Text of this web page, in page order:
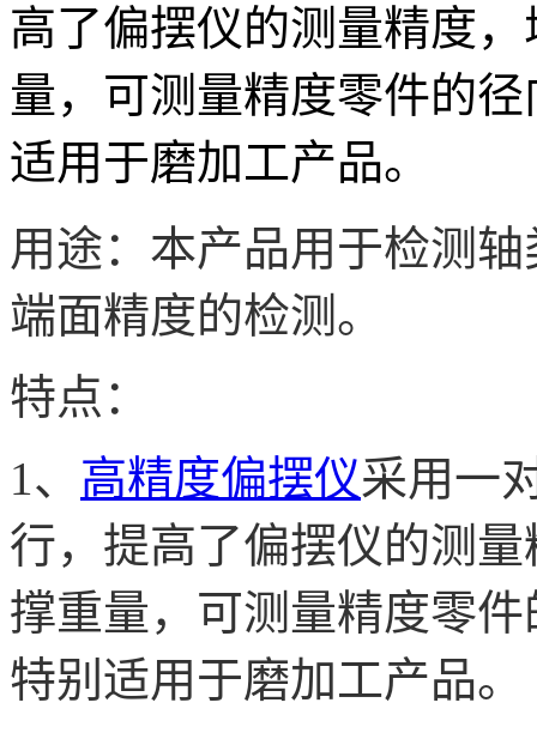
高了偏摆仪的测量精度
量，可测量精度零件的
适用于磨加工产品。
用途：本产品用于检测
端面精度的检测。
特点：
1、 高精度偏摆仪采用一
行，提高了偏摆仪的测
撑重量，可测量精度零
特别适用于磨加工产品。